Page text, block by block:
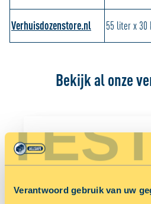
Verantwoord gebruik van uw
Verhuisdozenstore.nl 55 liter x 30
Bekijk al onze